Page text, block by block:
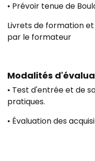
• Prévoir tenue de
Livrets de formation
par le formateur
Modalités
• Test d'entrée et de
pratiques.
• Évaluation des